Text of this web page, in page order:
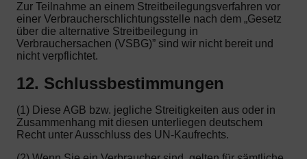
Zur Teilnahme an einem Streitbeilegungsverfahren vor
einer Verbraucherschlichtungsstelle nach dem „Gesetz
über die alternative Streitbeilegung in
Verbrauchersachen (VSBG)” sind wir nicht bereit und
nicht verpflichtet.
12. Schlussbestimmungen
(1) Diese AGB bzw. jegliche Streitigkeiten aus oder in
Zusammenhang mit diesen unterliegen deutschem
Recht unter Ausschluss des UN-Kaufrechts.